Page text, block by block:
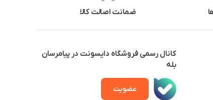
ضمانت اصالت کالا
کانال رسمی فروشگاه دایسونت در پیامرسان
بله
عضویت